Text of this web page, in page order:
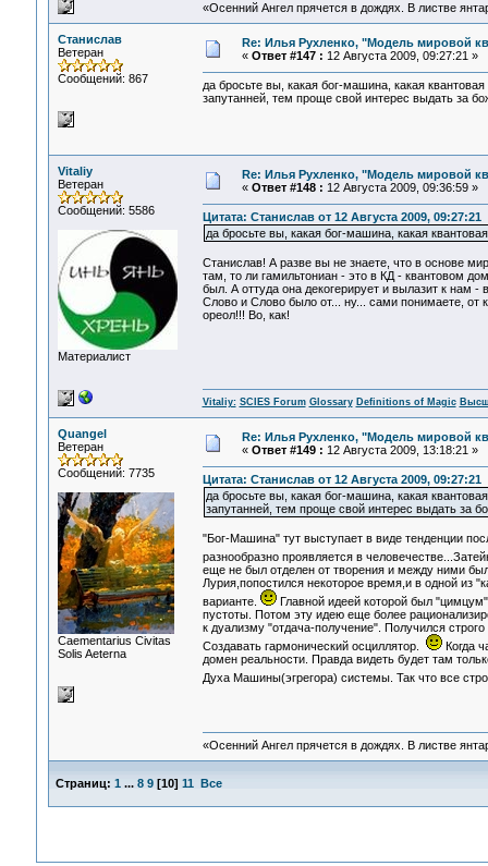
«Осенний Ангел прячется в дождях. В листве
Станислав
Ветеран
Сообщений: 867
Re: Илья Рухленко, "Модель мировой
« Ответ #147 : 12 Августа 2009, 09:27:21 »
да бросьте вы, какая бог-машина, какая
запутанней, тем проще свой интерес выдать за
Vitaliy
Ветеран
Сообщений: 5586
Материалист
Re: Илья Рухленко, "Модель мировой
« Ответ #148 : 12 Августа 2009, 09:36:59 »
Цитата: Станислав от 12 Августа 2009, 09:27:21
да бросьте вы, какая бог-машина, какая
Станислав! А разве вы не знаете, что в основе
там, то ли гамильтониан - это в КД - квантовом
был. А оттуда она декогерирует и вылазит к нам
Слово и Слово было от... ну... сами понимаете, от
ореол!!! Во, как!
Vitaliy: SCIES Forum Glossary Definitions of Magic
Quangel
Ветеран
Сообщений: 7735
Сaementarius Civitas
Solis Aeterna
Re: Илья Рухленко, "Модель мировой
« Ответ #149 : 12 Августа 2009, 13:18:21 »
Цитата: Станислав от 12 Августа 2009, 09:27:21
да бросьте вы, какая бог-машина, какая
запутанней, тем проще свой интерес выдать за
"Бог-Машина" тут выступает в виде тенденции
разнообразно проявляется в
еще не был отделен от творения и между ними
Лурия,попостился некоторое время,и в одной из
варианте.
Главной идеей которой был
пустоты. Потом эту идею еще более
к дуализму "отдача-получение". Получился
Создавать гармонический осциллятор.
Когда
домен реальности. Правда видеть будет там
Духа Машины(эгрегора) системы. Так что все
«Осенний Ангел прячется в дождях. В листве
Страниц: 1 ... 8 9[10] 11 Все